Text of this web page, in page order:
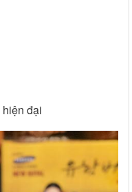
đại